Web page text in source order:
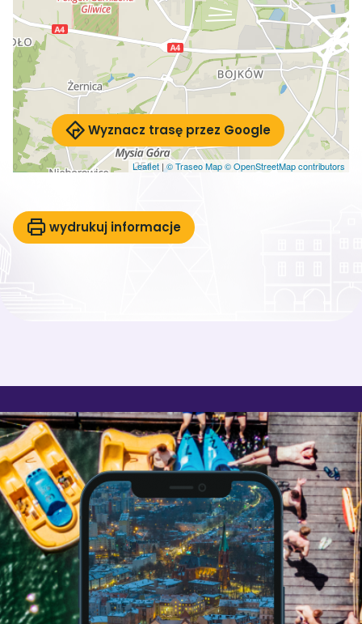
Leaflet | © Traseo Map© OpenStreetMap contributors
Wyznacz trasę przez Google
wydrukuj informacje